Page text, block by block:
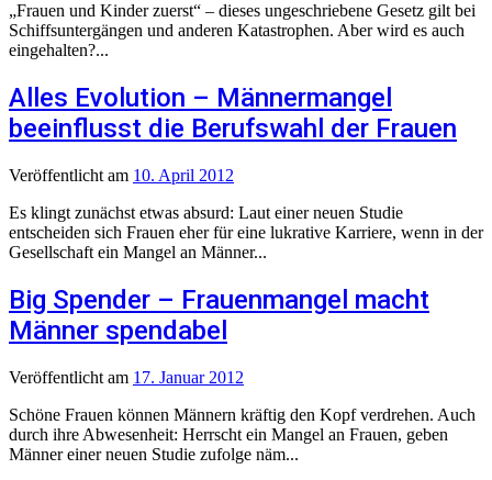
„Frauen und Kinder zuerst“ – dieses ungeschriebene Gesetz gilt bei
Schiffsuntergängen und anderen Katastrophen. Aber wird es auch
eingehalten?...
Alles Evolution – Männermangel
beeinflusst die Berufswahl der Frauen
Veröffentlicht am 10. April 2012
Es klingt zunächst etwas absurd: Laut einer neuen Studie
entscheiden sich Frauen eher für eine lukrative Karriere, wenn in der
Gesellschaft ein Mangel an Männer...
Big Spender – Frauenmangel macht
Männer spendabel
Veröffentlicht am 17. Januar 2012
Schöne Frauen können Männern kräftig den Kopf verdrehen. Auch
durch ihre Abwesenheit: Herrscht ein Mangel an Frauen, geben
Männer einer neuen Studie zufolge näm...